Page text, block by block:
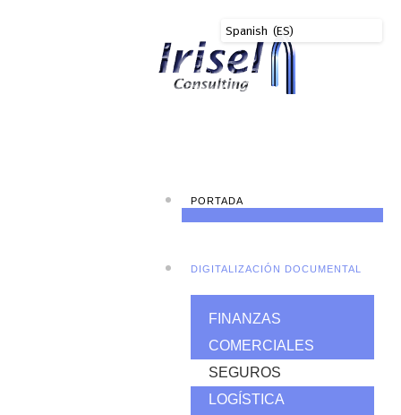
PORTADA
DIGITALIZACIÓN DOCUMENTAL
FINANZAS
COMERCIALES
SEGUROS
LOGÍSTICA